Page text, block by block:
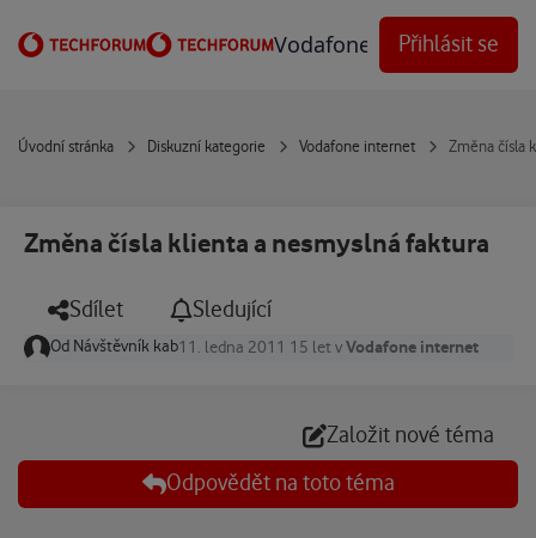
Vodafone Techforum
Přihlásit se
Úvodní stránka Diskuzní kategorie Vodafone internet Změna čísla
Změna čísla klienta a nesmyslná faktura
Sdílet Sledující
Od Návštěvník kab11. ledna 2011 15 let vVodafone internet
Založit nové téma
Odpovědět na toto téma